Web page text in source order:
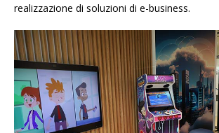
realizzazione di soluzioni di e-business.